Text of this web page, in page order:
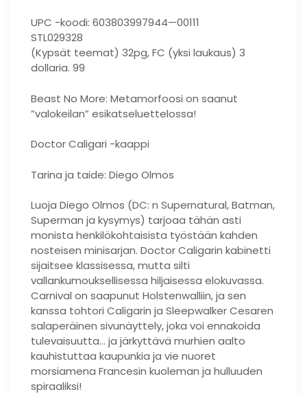
UPC -koodi: 603803997944—00111
STL029328
(Kypsät teemat) 32pg, FC (yksi laukaus) 3
dollaria. 99
Beast No More: Metamorfoosi on saanut
”valokeilan” esikatseluettelossa!
Doctor Caligari -kaappi
Tarina ja taide: Diego Olmos
Luoja Diego Olmos (DC: n Supernatural, Batman,
Superman ja kysymys) tarjoaa tähän asti
monista henkilökohtaisista työstään kahden
nosteisen minisarjan. Doctor Caligarin kabinetti
sijaitsee klassisessa, mutta silti
vallankumouksellisessa hiljaisessa elokuvassa.
Carnival on saapunut Holstenwalliin, ja sen
kanssa tohtori Caligarin ja Sleepwalker Cesaren
salaperäinen sivunäyttely, joka voi ennakoida
tulevaisuutta… ja järkyttävä murhien aalto
kauhistuttaa kaupunkia ja vie nuoret
morsiamena Francesin kuoleman ja hulluuden
spiraaliksi!